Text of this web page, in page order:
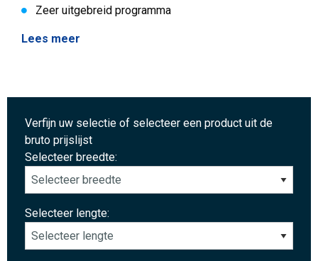
Zeer uitgebreid programma
Lees meer
Verfijn uw selectie of selecteer een product uit de
bruto prijslijst
Selecteer breedte:
Selecteer lengte: